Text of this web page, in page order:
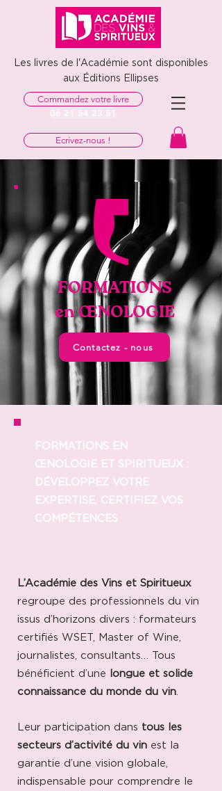
Les livres de l'Académie sont disponibles
aux Éditions Ellipses
Commandez votre livre
06 21 54 23 51
Ecrivez-nous !
FORMATIONS
en ŒNOLOGIE
Contactez - nous
FORMATIONS EN
ŒNOLOGIE ET SPIRITUEUX :
DÉVELOPPEZ VOTRE
EXPERTISE, CERTIFIEZ VOS
COMPÉTENCES
L’Académie des Vins et Spiritueux
regroupe des professionnels du vin
issus d’horizons divers : formateurs
certifiés WSET, Master of Wine,
journalistes, consultants… Tous
bénéficient d’une longue et solide
connaissance du monde du vin.
Leur participation dans tous les
secteurs d’activité du vin est la
garantie d’une vision globale,
indispensable pour comprendre le